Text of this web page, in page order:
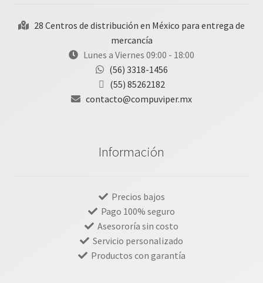
28 Centros de distribución en México para entrega de
mercancía
Lunes a Viernes 09:00 - 18:00
(56) 3318-1456
(55) 85262182
contacto@compuviper.mx
Información
Precios bajos
Pago 100% seguro
Asesororía sin costo
Servicio personalizado
Productos con garantía